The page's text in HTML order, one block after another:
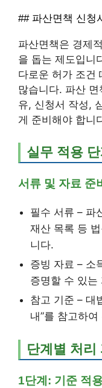
## 파산면책 신청
파산면책은 경제
을 돕는 제도입니
다로운 허가 조건
많습니다. 파산
유, 신청서 작성,
게 준비해야 합니
실무 적용 단
서류 및 자료 준비
필수 서류 – 파
재산 목록 등
니다.
증빙 자료 – 소
증명할 수 있는
참고 기준 – 대
내”를 참고하
단계별 처리
1단계: 기준 적